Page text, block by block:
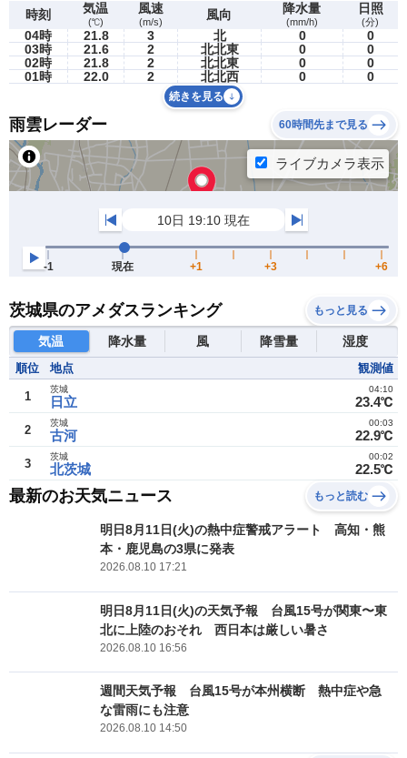
時刻 気温
(℃)
風速
(m/s) 風向 降水量
(mm/h)
日照
(分)
04時 21.8 3 北 0
0
03時
21.6 2 北北東 0
0
02時
21.8 2 北北東 0
0
01時
22.0 2 北北西 0 0
続きを見る
雨雲レーダー 60時間先まで見る
茨城県のアメダスランキング もっと見る
気温 降水量 風 降雪量 湿度
順位 地点 観測値
1 日立
茨城
23.4℃
04:10
2 古河
茨城
22.9℃
00:03
3 北茨城
茨城
22.5℃
00:02
最新のお天気ニュース もっと読む
明日8月11日(火)の熱中症警戒アラート 高知・熊
本・鹿児島の3県に発表
2026.08.10 17:21
明日8月11日(火)の天気予報 台風15号が関東〜東
北に上陸のおそれ 西日本は厳しい暑さ
2026.08.10 16:56
週間天気予報 台風15号が本州横断 熱中症や急
な雷雨にも注意
2026.08.10 14:50